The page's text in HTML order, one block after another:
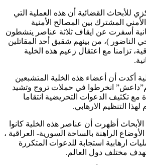
للأبحاث القضائية أن هذه العملية التي
المشترك بين المصالح الأمنية
أسفرت عن ايقاف ثلاثة عناصر ينشطون
الناضور )، من بينهم شقيق أحد المقاتلين
تزامنا مع اعتقال زعيم هذه الخلية
أكدت أن أعضاء هذه الخلية المتشبعين
انخرطوا في حملات تروج وتشيد
مع تكثيف الدعوات التحريضية انتقاما
التنظيم الارهابي.
أظهرت أن عناصر هذه الخلية كانوا
الراهنة بالساحة السورية- العراقية ،
ارهابية استجابة للدعوات المتكررة
مختلف دول العالم.